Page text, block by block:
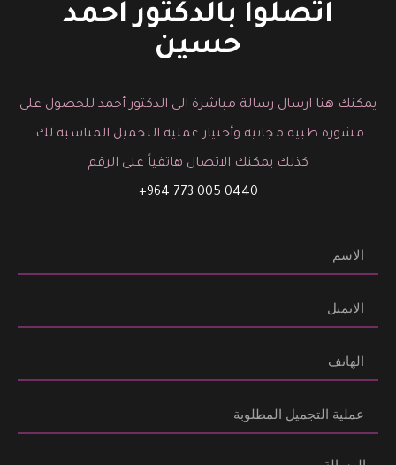
اتصلوا بالدكتور أحمد
حسين
يمكنك هنا ارسال رسالة مباشرة الى الدكتور أحمد للحصول على
مشورة طبية مجانية وأختيار عملية التجميل المناسبة لك.
كذلك يمكنك الاتصال هاتفياً على الرقم
0440 005 773 964+